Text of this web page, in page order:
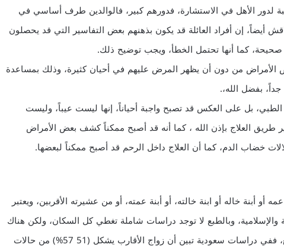
لدور الأهل في الاستشارة، فدورهم كبير، فالوالدين طرف أساسي في
أيضاً، إن أفراد العائلة قد يكون بذهنهم بعض التفاسير التي قد يحصلون
كما أنها تحتمل الخطأ، ويجب توضيح ذلك.
من دون أن يظهر المرض عليهم في أحيان كثيرة، وذلك بمساعدة
بفضل الله،.
بل على العكس قد تصبح واجبة أحياناً، إنها ليست عيباً، وليست
طريق العلاج بإذن الله ، كما أنه قد أصبح ممكناً كشف بعض الأمراض
خضاب الدم، كما أن العلاج داخل الرحم قد أصبح ممكناً لبعضها.
أبنة خاله أو ابنة خالته، أو أبنة عمته، أو من عشيرته الأقربين، ويعتبر
والإسلامية، وبالطبع لا توجد دراسات شاملة تغطي كل السكان، ولكن هناك
دراسات يؤخذ بها وتمثل شرائح واسعة من المجتمع، ففي دراسات سعودية تبين أن زواج الأقارب يشكل (51 57%) من حالات